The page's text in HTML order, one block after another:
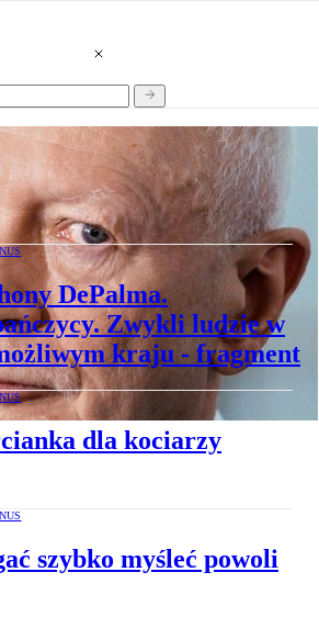
nas bezradność
DePalma.
Zwykli ludzie w
kraju - fragment
dla kociarzy
szybko myśleć powoli